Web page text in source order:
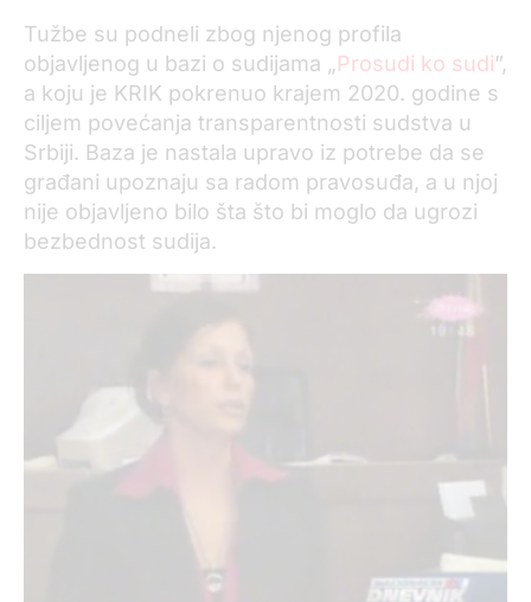
Tužbe su podneli zbog njenog profila
objavljenog u bazi o sudijama „Prosudi ko sudi”,
a koju je KRIK pokrenuo krajem 2020. godine s
ciljem povećanja transparentnosti sudstva u
Srbiji. Baza je nastala upravo iz potrebe da se
građani upoznaju sa radom pravosuđa, a u njoj
nije objavljeno bilo šta što bi moglo da ugrozi
bezbednost sudija.